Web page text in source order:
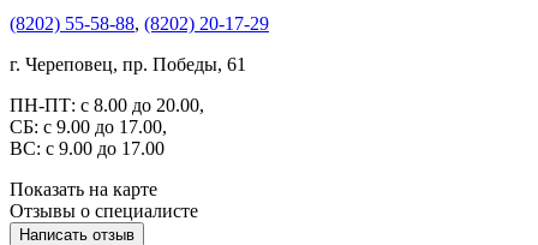
(8202) 55-58-88, (8202) 20-17-29
г. Череповец, пр. Победы, 61
ПН-ПТ: с 8.00 до 20.00,
СБ: с 9.00 до 17.00,
ВС: с 9.00 до 17.00
Показать на карте
Отзывы о специалисте
Написать отзыв